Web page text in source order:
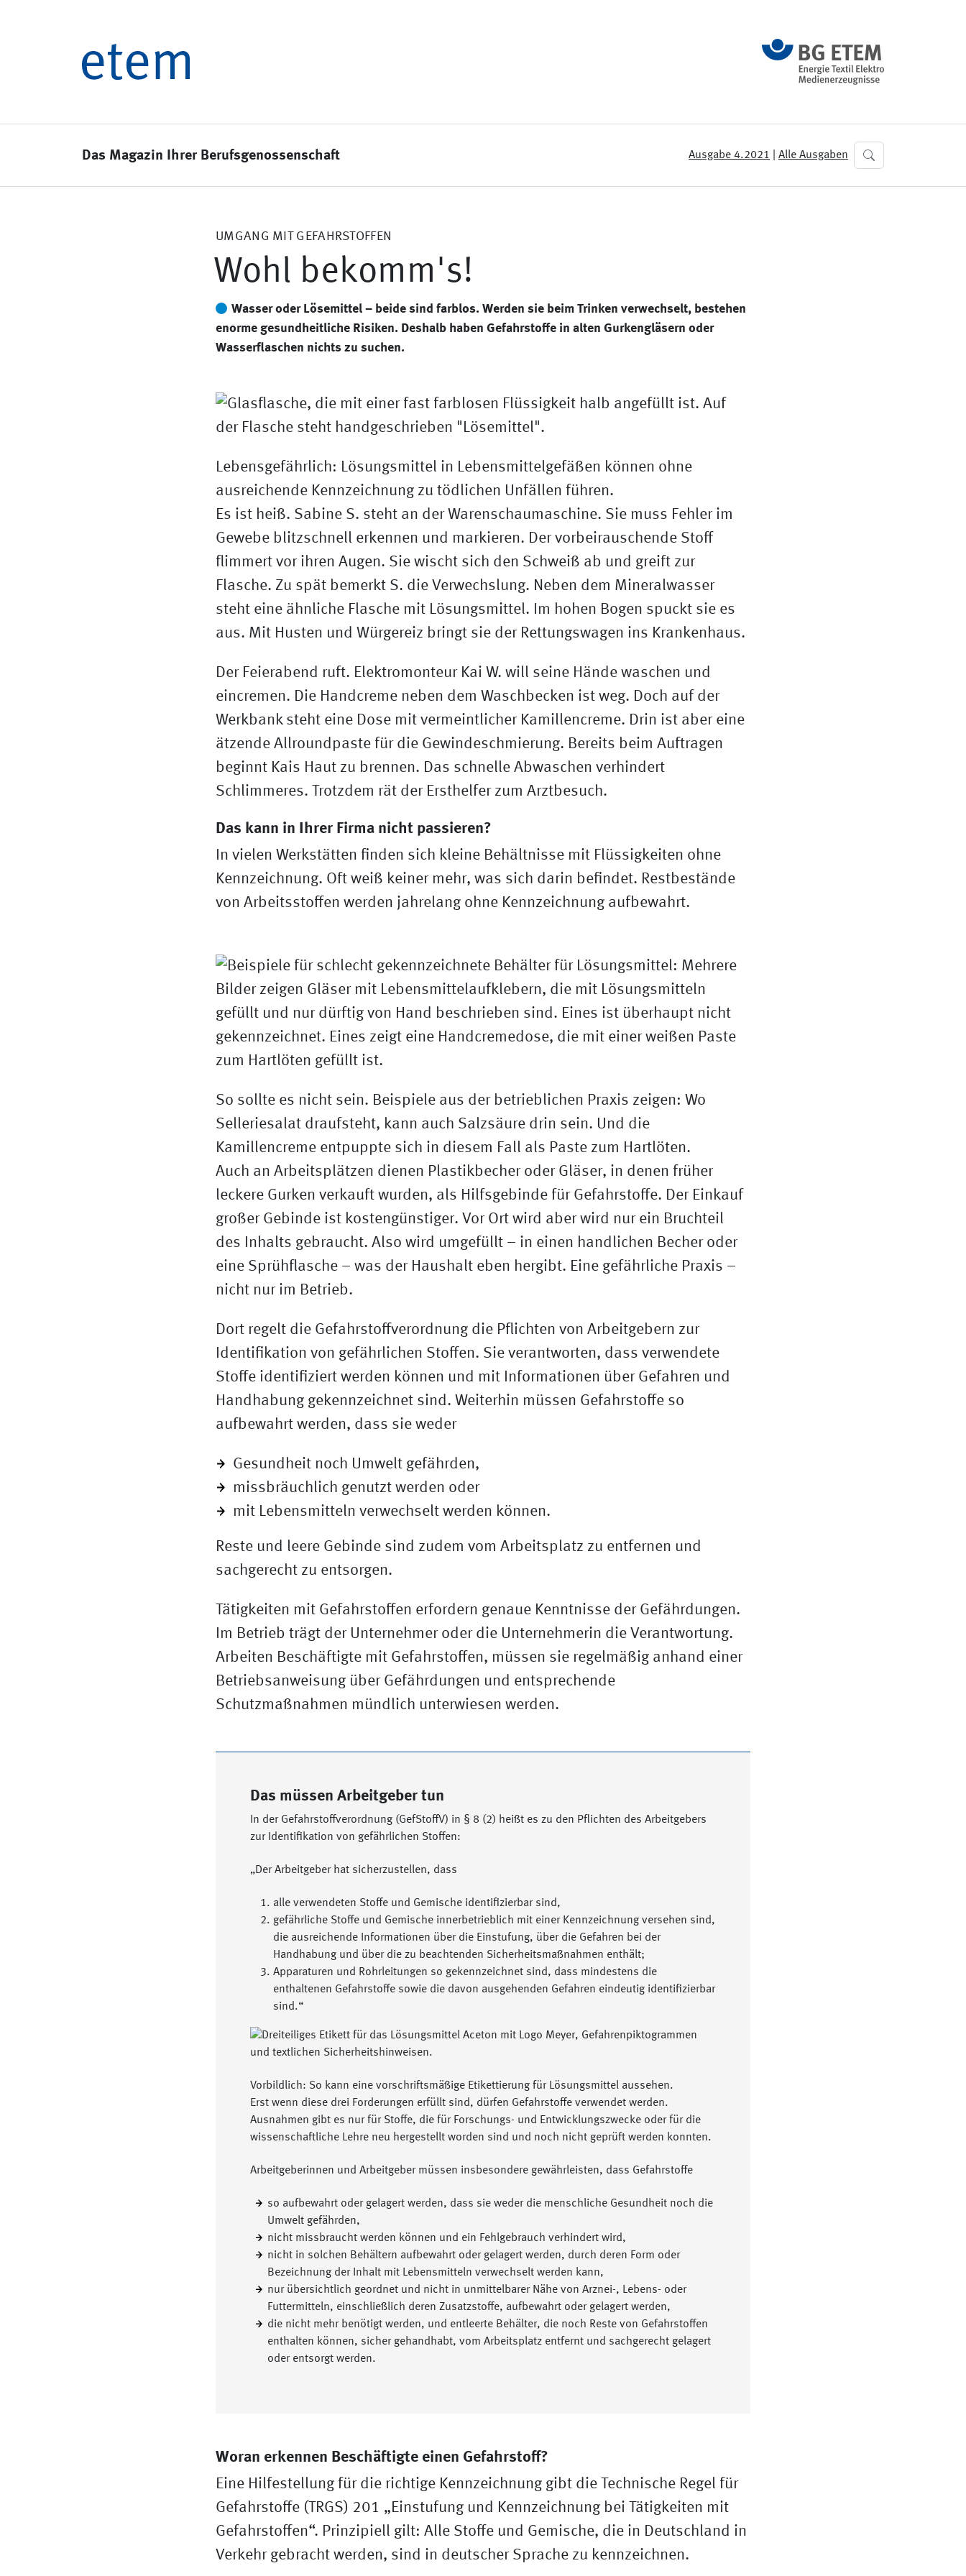
Das Magazin Ihrer Berufsgenossenschaft Ausgabe 4.2021 Alle Ausgaben
UMGANG MIT GEFAHRSTOFFEN
Wohl bekomm's!
Wasser oder Lösemittel – beide sind farblos. Werden sie beim Trinken verwechselt, bestehen
enorme gesundheitliche Risiken. Deshalb haben Gefahrstoffe in alten Gurkengläsern oder
Wasserflaschen nichts zu suchen.
Lebensgefährlich: Lösungsmittel in Lebensmittelgefäßen können ohne
ausreichende Kennzeichnung zu tödlichen Unfällen führen.
Es ist heiß. Sabine S. steht an der Warenschaumaschine. Sie muss Fehler im
Gewebe blitzschnell erkennen und markieren. Der vorbeirauschende Stoff
flimmert vor ihren Augen. Sie wischt sich den Schweiß ab und greift zur
Flasche. Zu spät bemerkt S. die Verwechslung. Neben dem Mineralwasser
steht eine ähnliche Flasche mit Lösungsmittel. Im hohen Bogen spuckt sie es
aus. Mit Husten und Würgereiz bringt sie der Rettungswagen ins Krankenhaus.
Der Feierabend ruft. Elektromonteur Kai W. will seine Hände waschen und
eincremen. Die Handcreme neben dem Waschbecken ist weg. Doch auf der
Werkbank steht eine Dose mit vermeintlicher Kamillencreme. Drin ist aber eine
ätzende Allroundpaste für die Gewindeschmierung. Bereits beim Auftragen
beginnt Kais Haut zu brennen. Das schnelle Abwaschen verhindert
Schlimmeres. Trotzdem rät der Ersthelfer zum Arztbesuch.
Das kann in Ihrer Firma nicht passieren?
In vielen Werkstätten finden sich kleine Behältnisse mit Flüssigkeiten ohne
Kennzeichnung. Oft weiß keiner mehr, was sich darin befindet. Restbestände
von Arbeitsstoffen werden jahrelang ohne Kennzeichnung aufbewahrt.
So sollte es nicht sein. Beispiele aus der betrieblichen Praxis zeigen: Wo
Selleriesalat draufsteht, kann auch Salzsäure drin sein. Und die
Kamillencreme entpuppte sich in diesem Fall als Paste zum Hartlöten.
Auch an Arbeitsplätzen dienen Plastikbecher oder Gläser, in denen früher
leckere Gurken verkauft wurden, als Hilfsgebinde für Gefahrstoffe. Der Einkauf
großer Gebinde ist kostengünstiger. Vor Ort wird aber wird nur ein Bruchteil
des Inhalts gebraucht. Also wird umgefüllt – in einen handlichen Becher oder
eine Sprühflasche – was der Haushalt eben hergibt. Eine gefährliche Praxis –
nicht nur im Betrieb.
Dort regelt die Gefahrstoffverordnung die Pflichten von Arbeitgebern zur
Identifikation von gefährlichen Stoffen. Sie verantworten, dass verwendete
Stoffe identifiziert werden können und mit Informationen über Gefahren und
Handhabung gekennzeichnet sind. Weiterhin müssen Gefahrstoffe so
aufbewahrt werden, dass sie weder
Gesundheit noch Umwelt gefährden,
missbräuchlich genutzt werden oder
mit Lebensmitteln verwechselt werden können.
Reste und leere Gebinde sind zudem vom Arbeitsplatz zu entfernen und
sachgerecht zu entsorgen.
Tätigkeiten mit Gefahrstoffen erfordern genaue Kenntnisse der Gefährdungen.
Im Betrieb trägt der Unternehmer oder die Unternehmerin die Verantwortung.
Arbeiten Beschäftigte mit Gefahrstoffen, müssen sie regelmäßig anhand einer
Betriebsanweisung über Gefährdungen und entsprechende
Schutzmaßnahmen mündlich unterwiesen werden.
Das müssen Arbeitgeber tun
In der Gefahrstoffverordnung (GefStoffV) in § 8 (2) heißt es zu den Pflichten des Arbeitgebers
zur Identifikation von gefährlichen Stoffen:
„Der Arbeitgeber hat sicherzustellen, dass
alle verwendeten Stoffe und Gemische identifizierbar sind,
gefährliche Stoffe und Gemische innerbetrieblich mit einer Kennzeichnung versehen sind,
die ausreichende Informationen über die Einstufung, über die Gefahren bei der
Handhabung und über die zu beachtenden Sicherheitsmaßnahmen enthält;
Apparaturen und Rohrleitungen so gekennzeichnet sind, dass mindestens die
enthaltenen Gefahrstoffe sowie die davon ausgehenden Gefahren eindeutig identifizierbar
sind.“
Vorbildlich: So kann eine vorschriftsmäßige Etikettierung für Lösungsmittel aussehen.
Erst wenn diese drei Forderungen erfüllt sind, dürfen Gefahrstoffe verwendet werden.
Ausnahmen gibt es nur für Stoffe, die für Forschungs- und Entwicklungszwecke oder für die
wissenschaftliche Lehre neu hergestellt worden sind und noch nicht geprüft werden konnten.
Arbeitgeberinnen und Arbeitgeber müssen insbesondere gewährleisten, dass Gefahrstoffe
so aufbewahrt oder gelagert werden, dass sie weder die menschliche Gesundheit noch die
Umwelt gefährden,
nicht missbraucht werden können und ein Fehlgebrauch verhindert wird,
nicht in solchen Behältern aufbewahrt oder gelagert werden, durch deren Form oder
Bezeichnung der Inhalt mit Lebensmitteln verwechselt werden kann,
nur übersichtlich geordnet und nicht in unmittelbarer Nähe von Arznei-, Lebens- oder
Futtermitteln, einschließlich deren Zusatzstoffe, aufbewahrt oder gelagert werden,
die nicht mehr benötigt werden, und entleerte Behälter, die noch Reste von Gefahrstoffen
enthalten können, sicher gehandhabt, vom Arbeitsplatz entfernt und sachgerecht gelagert
oder entsorgt werden.
Woran erkennen Beschäftigte einen Gefahrstoff?
Eine Hilfestellung für die richtige Kennzeichnung gibt die Technische Regel für
Gefahrstoffe (TRGS) 201 „Einstufung und Kennzeichnung bei Tätigkeiten mit
Gefahrstoffen“. Prinzipiell gilt: Alle Stoffe und Gemische, die in Deutschland in
Verkehr gebracht werden, sind in deutscher Sprache zu kennzeichnen.